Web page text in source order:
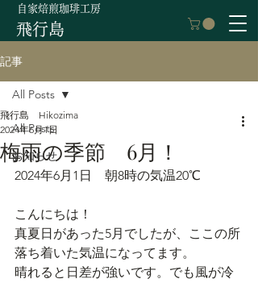
自家焙煎珈琲工房
飛行島
記事
All Posts
お知らせ
All Posts
梅雨の季節 6月！
飛行島 Hikozima
2024年6月1日
2024年6月1日　朝8時の気温20℃
こんにちは！
真夏日があった5月でしたが、ここの所
落ち着いた気温になってます。
晴れると日差が強いです。でも風が冷